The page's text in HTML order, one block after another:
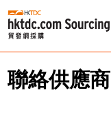
聯絡供應商